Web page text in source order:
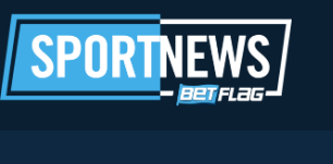
al
contenuto